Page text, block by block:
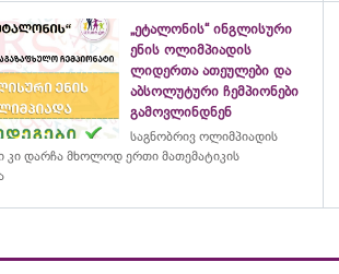
„ეტალონის“ ინგლისური
ენის ოლიმპიადის
ლიდერთა ათეულები და
აბსოლუტური ჩემპიონები
გამოვლინდნენ
საგნობრივ ოლიმპიადის
კი დარჩა მხოლოდ ერთი მათემატიკის